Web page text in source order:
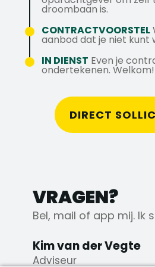
servicemonteur.
Direct aan de slag bij
groeiend bedrijf, waar
en klantcontact
Projecten waar water
Bel naar Kim via 076 206
CV naar
WhatsApp naar 06 39 54
droombaan is.
CONTRACTVOORSTEL
aanbod dat je niet kunt
IN DIENST Even je
ondertekenen. Welkom!
DIRECT
VRAGEN?
Bel, mail of app mij. Ik
Kim van der Vegte
Adviseur